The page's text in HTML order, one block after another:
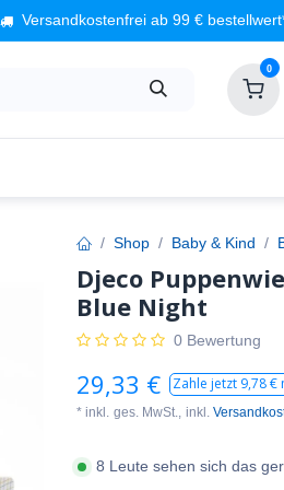
Versandkostenfrei ab 99 €
0
Shop Baby & Kind
Djeco
Blue Night
0 Bewertung
29,33 € Zahle jetzt 9,78€
* inkl. ges. MwSt., inkl.
8 Leute sehen sich das